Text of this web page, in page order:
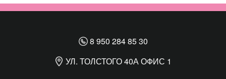
8 950 284 85 30
УЛ. ТОЛСТОГО 40А ОФИС 1